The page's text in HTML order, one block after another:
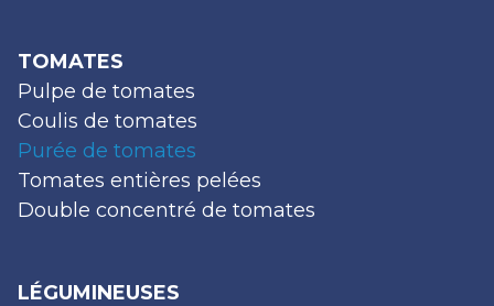
TOMATES
Pulpe de tomates
Coulis de tomates
Purée de tomates
Tomates entières pelées
Double concentré de tomates
LÉGUMINEUSES